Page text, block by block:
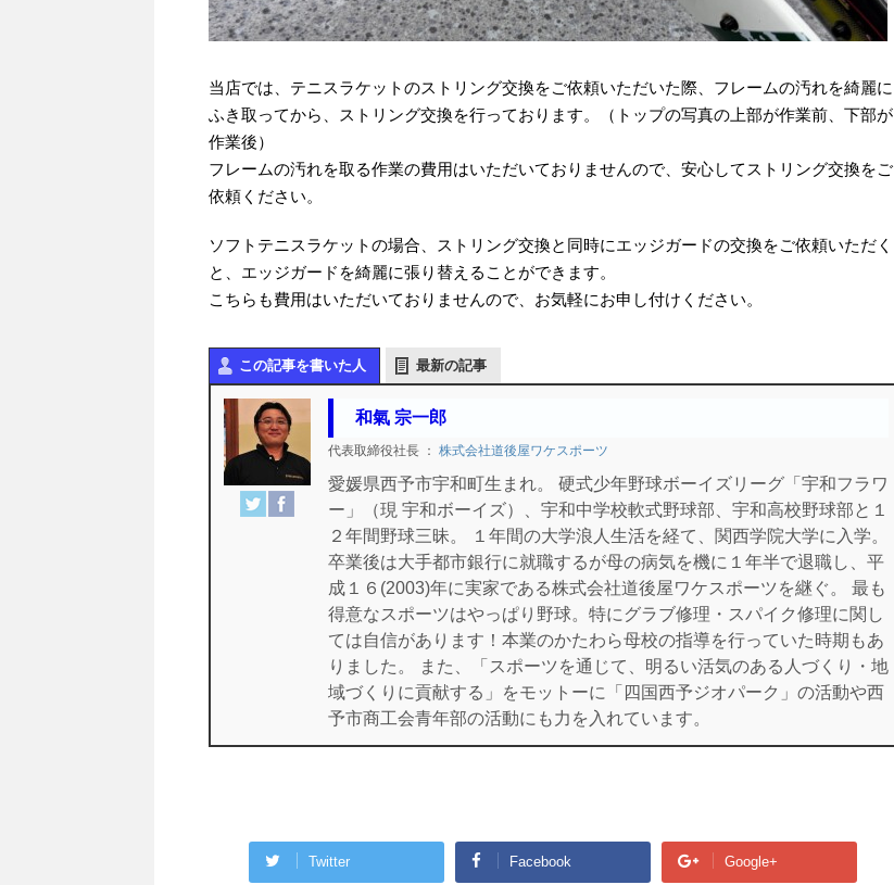
当店では、テニスラケットのストリング交換をご依頼いただいた際、フレームの汚れを綺麗に
ふき取ってから、ストリング交換を行っております。（トップの写真の上部が作業前、下部が
作業後）
フレームの汚れを取る作業の費用はいただいておりませんので、安心してストリング交換をご
依頼ください。
ソフトテニスラケットの場合、ストリング交換と同時にエッジガードの交換をご依頼いただく
と、エッジガードを綺麗に張り替えることができます。
こちらも費用はいただいておりませんので、お気軽にお申し付けください。
この記事を書いた人 最新の記事
和氣 宗一郎
代表取締役社長 ： 株式会社道後屋ワケスポーツ
愛媛県西予市宇和町生まれ。 硬式少年野球ボーイズリーグ「宇和フラワ
ー」（現 宇和ボーイズ）、宇和中学校軟式野球部、宇和高校野球部と１
２年間野球三昧。 １年間の大学浪人生活を経て、関西学院大学に入学。
卒業後は大手都市銀行に就職するが母の病気を機に１年半で退職し、平
成１６(2003)年に実家である株式会社道後屋ワケスポーツを継ぐ。 最も
得意なスポーツはやっぱり野球。特にグラブ修理・スパイク修理に関し
ては自信があります！本業のかたわら母校の指導を行っていた時期もあ
りました。 また、「スポーツを通じて、明るい活気のある人づくり・地
域づくりに貢献する」をモットーに「四国西予ジオパーク」の活動や西
予市商工会青年部の活動にも力を入れています。
Twitter Facebook Google+